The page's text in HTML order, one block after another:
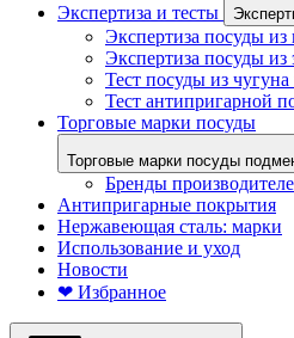
Экспертиза и тесты
Экспертиза посуды
Экспертиза посуды
Тест посуды из чугуна
Тест антипригарной
Торговые марки посуды
Торговые марки посуды
Бренды
Антипригарные покрытия
Нержавеющая сталь: марки
Использование и уход
Новости
❤ Избранное